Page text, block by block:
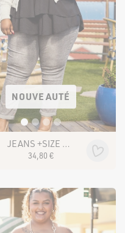
NOUVEAUTÉ
JEANS +SIZE VASCO SN026-3
34 80 €
NOUS SUIVRE